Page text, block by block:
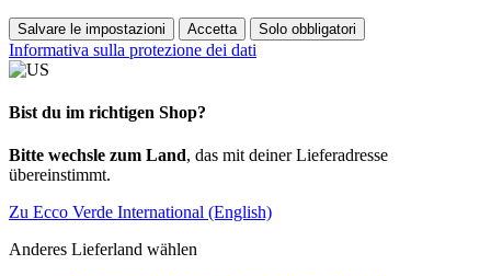
Salvare le impostazioni Accetta Solo obbligatori
Informativa sulla protezione dei dati
Bist du im richtigen Shop?
Bitte wechsle zum Land, das mit deiner Lieferadresse
übereinstimmt.
Zu Ecco Verde International (English)
Anderes Lieferland wählen